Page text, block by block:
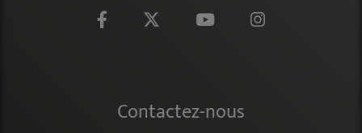
Contactez-nous